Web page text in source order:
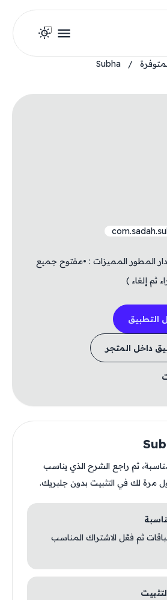
/
Subha
المطور المميزات : •مفتوح جميع
ثم إلغاء )
التطبيق
داخل المتجر
ثم راجع الشرح الذي يناسب
مرة لك في التثبيت بدون جلبريك.
ثم فعّل الاشتراك المناسب